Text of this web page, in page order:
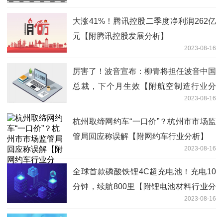
大涨41%！腾讯控股二季度净利润262亿
元【附腾讯控股发展分析】
2023-08-16
厉害了！波音宣布：柳青将担任波音中国
总裁，下个月生效【附航空制造行业分
2023-08-16
杭州取缔网约车“一口价”？杭州市市场监
管局回应称误解【附网约车行业分析】
2023-08-16
全球首款磷酸铁锂4C超充电池！充电10
分钟，续航800里【附锂电池材料行业分
2023-08-16